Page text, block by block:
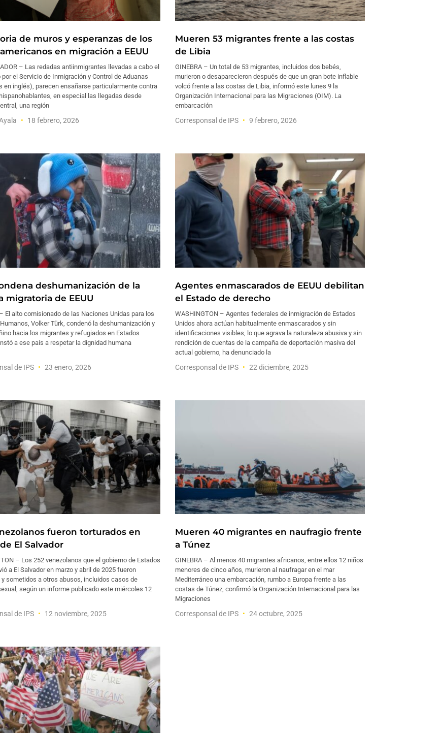
de muros y esperanzas de los
en migración a EEUU
– Las redadas antiinmigrantes llevadas a cabo el
por el Servicio de Inmigración y Control de Aduanas
en inglés), parecen ensañarse particularmente contra
en especial las llegadas desde
una región
18 febrero, 2026
Mueren 53 migrantes frente a las costas
de Libia
GINEBRA – Un total de 53 migrantes, incluidos dos bebés,
murieron o desaparecieron después de que un gran bote inflable
volcó frente a las costas de Libia, informó este lunes 9 la
Organización Internacional para las Migraciones (OIM). La
embarcación
Corresponsal de IPS 9 febrero, 2026
deshumanización de la
migratoria de EEUU
El alto comisionado de las Naciones Unidas para los
Volker Türk, condenó la deshumanización y
hacia los migrantes y refugiados en Estados
a ese país a respetar la dignidad humana
de IPS 23 enero, 2026
Agentes enmascarados de EEUU debilitan
el Estado de derecho
WASHINGTON – Agentes federales de inmigración de Estados
Unidos ahora actúan habitualmente enmascarados y sin
identificaciones visibles, lo que agrava la naturaleza abusiva y sin
rendición de cuentas de la campaña de deportación masiva del
actual gobierno, ha denunciado la
Corresponsal de IPS 22 diciembre, 2025
fueron torturados en
El Salvador
– Los 252 venezolanos que el gobierno de Estados
a El Salvador en marzo y abril de 2025 fueron
sometidos a otros abusos, incluidos casos de
según un informe publicado este miércoles 12
de IPS 12 noviembre, 2025
Mueren 40 migrantes en naufragio frente
a Túnez
GINEBRA – Al menos 40 migrantes africanos, entre ellos 12 niños
menores de cinco años, murieron al naufragar en el mar
Mediterráneo una embarcación, rumbo a Europa frente a las
costas de Túnez, confirmó la Organización Internacional para las
Migraciones
Corresponsal de IPS 24 octubre, 2025